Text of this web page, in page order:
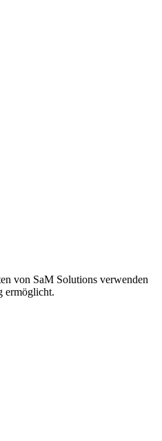
von SaM Solutions verwenden
ermöglicht.